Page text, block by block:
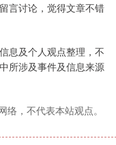
言讨论，觉得文章不错
息及个人观点整理，不
所涉及事件及信息来源
络，不代表本站观点。